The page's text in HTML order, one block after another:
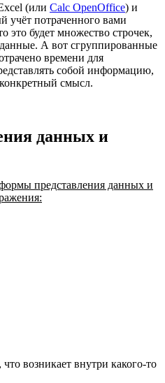
(или Calc OpenOffice) и
учёт потраченного вами
это будет множество строчек,
А вот сгруппированные
времени для
собой информацию,
конкретный смысл.
данных и
представления данных и
возникает внутри какого-то